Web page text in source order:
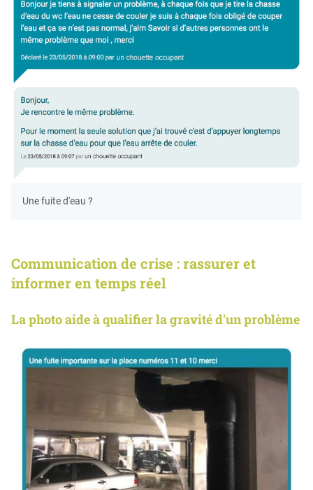
Une fuite d'eau ?
Communication de crise : rassurer et
informer en temps réel
La photo aide à qualifier la gravité d'un problème